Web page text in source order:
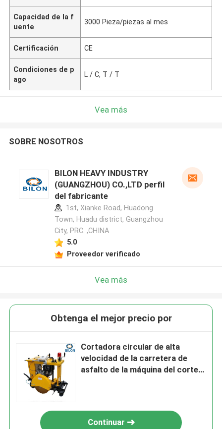
Capacidad de la f
uente
3000 Pieza/piezas al mes
Certificación CE
Condiciones de p
ago
L / C, T / T
Vea más
SOBRE NOSOTROS
BILON HEAVY INDUSTRY
(GUANGZHOU) CO.,LTD perfil
del fabricante
1st, Xianke Road, Huadong
Town, Huadu district, Guangzhou
City, PRC. ,CHINA
5.0
Proveedor verificado
Vea más
Obtenga el mejor precio por
Cortadora circular de alta
velocidad de la carretera de
asfalto de la máquina del corte
Continuar